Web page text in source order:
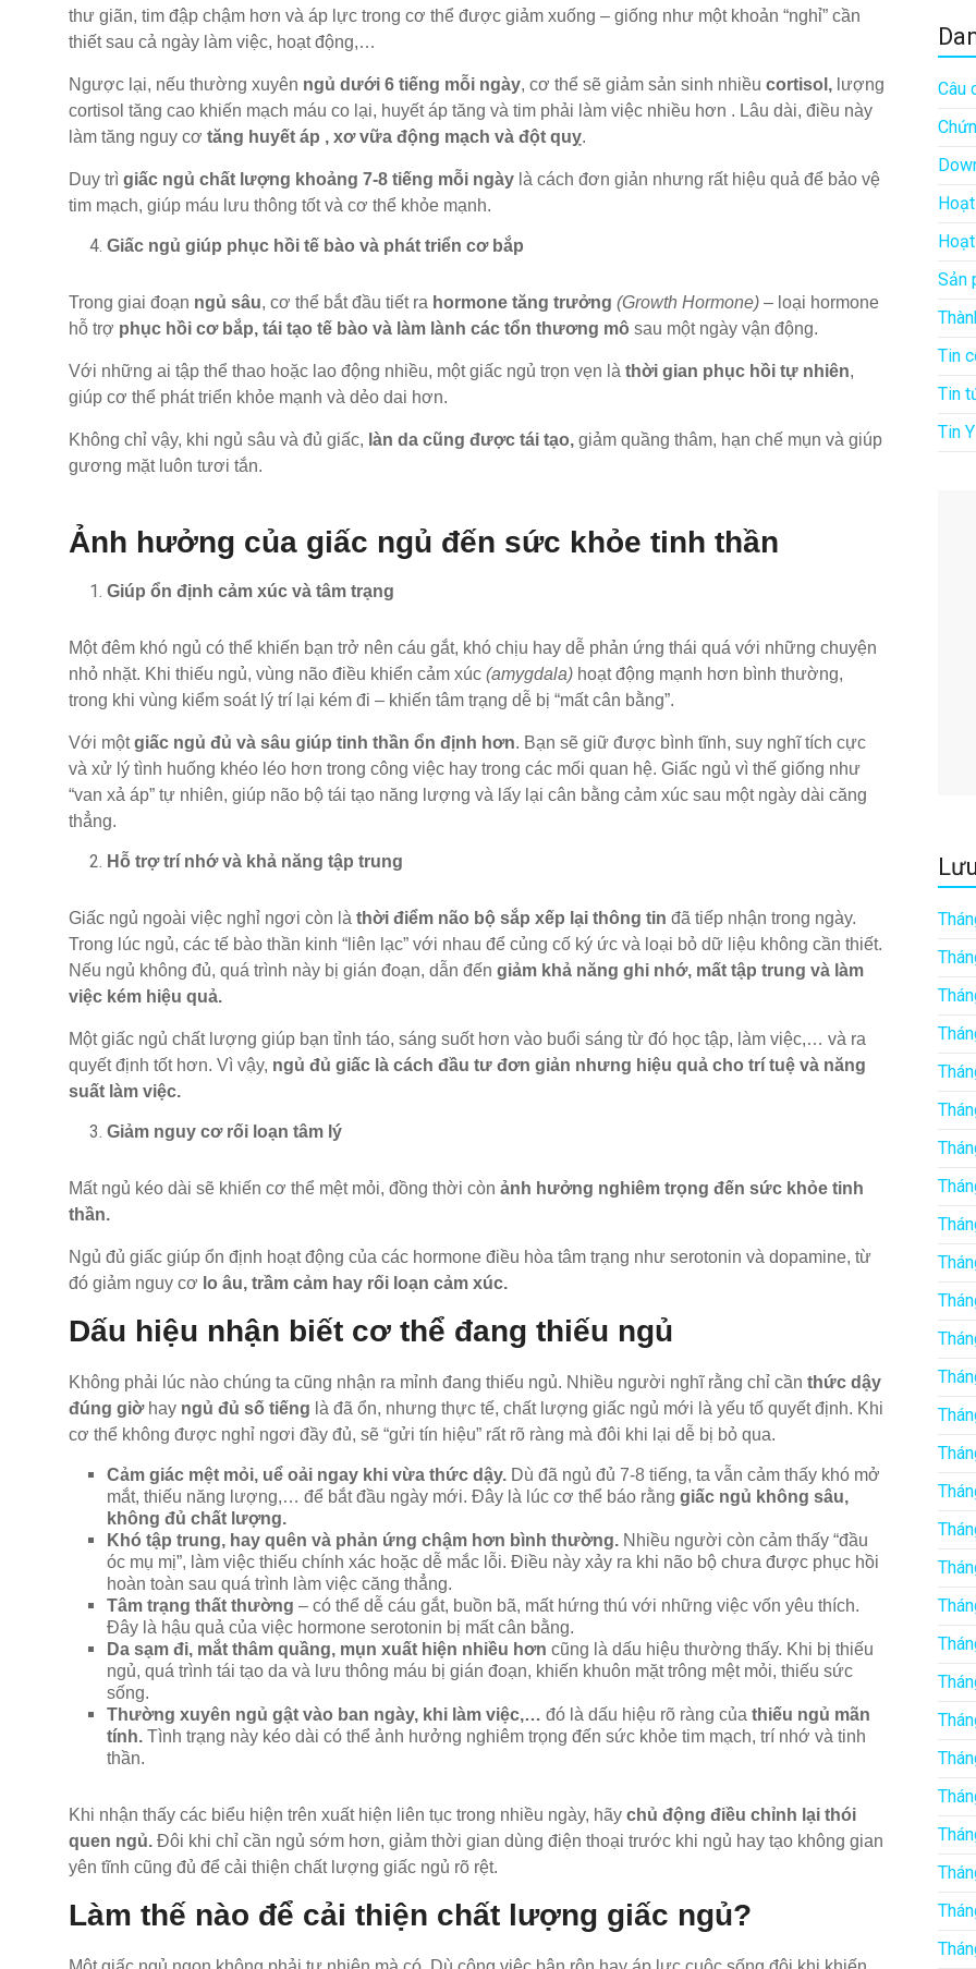
thư giãn, tim đập chậm hơn và áp lực trong cơ thể được giảm xuống – giống như một khoản “nghỉ” cần
thiết sau cả ngày làm việc, hoạt động,…
Ngược lại, nếu thường xuyên ngủ dưới 6 tiếng mỗi ngày, cơ thể sẽ giảm sản sinh nhiều cortisol, lượng
cortisol tăng cao khiến mạch máu co lại, huyết áp tăng và tim phải làm việc nhiều hơn . Lâu dài, điều này
làm tăng nguy cơ tăng huyết áp , xơ vữa động mạch và đột quỵ.
Duy trì giấc ngủ chất lượng khoảng 7-8 tiếng mỗi ngày là cách đơn giản nhưng rất hiệu quả để bảo vệ
tim mạch, giúp máu lưu thông tốt và cơ thể khỏe mạnh.
Giấc ngủ giúp phục hồi tế bào và phát triển cơ bắp
Trong giai đoạn ngủ sâu, cơ thể bắt đầu tiết ra hormone tăng trưởng (Growth Hormone) – loại hormone
hỗ trợ phục hồi cơ bắp, tái tạo tế bào và làm lành các tổn thương mô sau một ngày vận động.
Với những ai tập thể thao hoặc lao động nhiều, một giấc ngủ trọn vẹn là thời gian phục hồi tự nhiên,
giúp cơ thể phát triển khỏe mạnh và dẻo dai hơn.
Không chỉ vậy, khi ngủ sâu và đủ giấc, làn da cũng được tái tạo, giảm quầng thâm, hạn chế mụn và giúp
gương mặt luôn tươi tắn.
Ảnh hưởng của giấc ngủ đến sức khỏe tinh thần
Giúp ổn định cảm xúc và tâm trạng
Một đêm khó ngủ có thể khiến bạn trở nên cáu gắt, khó chịu hay dễ phản ứng thái quá với những chuyện
nhỏ nhặt. Khi thiếu ngủ, vùng não điều khiển cảm xúc (amygdala) hoạt động mạnh hơn bình thường,
trong khi vùng kiểm soát lý trí lại kém đi – khiến tâm trạng dễ bị “mất cân bằng”.
Với mộtgiấc ngủ đủ và sâu giúp tinh thần ổn định hơn. Bạn sẽ giữ được bình tĩnh, suy nghĩ tích cực
và xử lý tình huống khéo léo hơn trong công việc hay trong các mối quan hệ. Giấc ngủ vì thế giống như
“van xả áp” tự nhiên, giúp não bộ tái tạo năng lượng và lấy lại cân bằng cảm xúc sau một ngày dài căng
thẳng.
Hỗ trợ trí nhớ và khả năng tập trung
Giấc ngủ ngoài việc nghỉ ngơi còn là thời điểm não bộ sắp xếp lại thông tin đã tiếp nhận trong ngày.
Trong lúc ngủ, các tế bào thần kinh “liên lạc” với nhau để củng cố ký ức và loại bỏ dữ liệu không cần thiết.
Nếu ngủ không đủ, quá trình này bị gián đoạn, dẫn đến giảm khả năng ghi nhớ, mất tập trung và làm
việc kém hiệu quả.
Một giấc ngủ chất lượng giúp bạn tỉnh táo, sáng suốt hơn vào buổi sáng từ đó học tập, làm việc,… và ra
quyết định tốt hơn. Vì vậy, ngủ đủ giấc là cách đầu tư đơn giản nhưng hiệu quả cho trí tuệ và năng
suất làm việc.
Giảm nguy cơ rối loạn tâm lý
Mất ngủ kéo dài sẽ khiến cơ thể mệt mỏi, đồng thời còn ảnh hưởng nghiêm trọng đến sức khỏe tinh
thần.
Ngủ đủ giấc giúp ổn định hoạt động của các hormone điều hòa tâm trạng như serotonin và dopamine, từ
đó giảm nguy cơ lo âu, trầm cảm hay rối loạn cảm xúc.
Dấu hiệu nhận biết cơ thể đang thiếu ngủ
Không phải lúc nào chúng ta cũng nhận ra mỉnh đang thiếu ngủ. Nhiều người nghĩ rằng chỉ cần thức dậy
đúng giờ hay ngủ đủ số tiếng là đã ổn, nhưng thực tế, chất lượng giấc ngủ mới là yếu tố quyết định. Khi
cơ thể không được nghỉ ngơi đầy đủ, sẽ “gửi tín hiệu” rất rõ ràng mà đôi khi lại dễ bị bỏ qua.
Cảm giác mệt mỏi, uể oải ngay khi vừa thức dậy. Dù đã ngủ đủ 7-8 tiếng, ta vẫn cảm thấy khó mở
mắt, thiếu năng lượng,… để bắt đầu ngày mới. Đây là lúc cơ thể báo rằng giấc ngủ không sâu,
không đủ chất lượng.
Khó tập trung, hay quên và phản ứng chậm hơn bình thường. Nhiều người còn cảm thấy “đầu
óc mụ mị”, làm việc thiếu chính xác hoặc dễ mắc lỗi. Điều này xảy ra khi não bộ chưa được phục hồi
hoàn toàn sau quá trình làm việc căng thẳng.
Tâm trạng thất thường – có thể dễ cáu gắt, buồn bã, mất hứng thú với những việc vốn yêu thích.
Đây là hậu quả của việc hormone serotonin bị mất cân bằng.
Da sạm đi, mắt thâm quầng, mụn xuất hiện nhiều hơn cũng là dấu hiệu thường thấy. Khi bị thiếu
ngủ, quá trình tái tạo da và lưu thông máu bị gián đoạn, khiến khuôn mặt trông mệt mỏi, thiếu sức
sống.
Thường xuyên ngủ gật vào ban ngày, khi làm việc,… đó là dấu hiệu rõ ràng của thiếu ngủ mãn
tính. Tình trạng này kéo dài có thể ảnh hưởng nghiêm trọng đến sức khỏe tim mạch, trí nhớ và tinh
thần.
Khi nhận thấy các biểu hiện trên xuất hiện liên tục trong nhiều ngày, hãy chủ động điều chỉnh lại thói
quen ngủ. Đôi khi chỉ cần ngủ sớm hơn, giảm thời gian dùng điện thoại trước khi ngủ hay tạo không gian
yên tĩnh cũng đủ để cải thiện chất lượng giấc ngủ rõ rệt.
Làm thế nào để cải thiện chất lượng giấc ngủ?
Câu
Sản
Tin
Tin
Tin